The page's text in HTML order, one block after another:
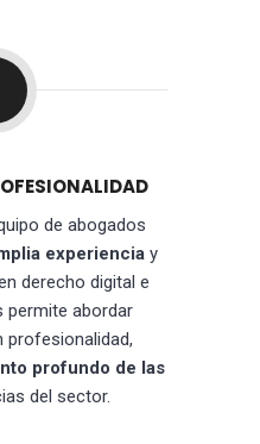
de abogados
experienciay
derecho digital e
permite abordar
profesionalidad,
profundo de las
del sector.